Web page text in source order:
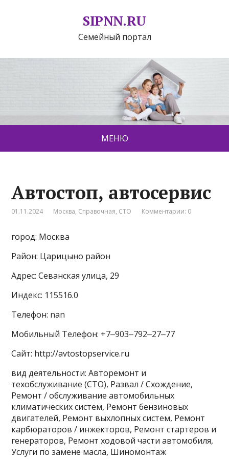
SIPNN.RU
Семейный портал
МЕНЮ
Автостоп, автосервис
01.11.2024 Москва, Справочная, СТО Комментарии: 0
город: Москва
Район: Царицыно район
Адрес: Севанская улица, 29
Индекс: 115516.0
Телефон: nan
Мобильный Телефон: +7‒903‒792‒27‒77
Сайт: http://avtostopservice.ru
вид деятельности: Авторемонт и
техобслуживание (СТО), Развал / Схождение,
Ремонт / обслуживание автомобильных
климатических систем, Ремонт бензиновых
двигателей, Ремонт выхлопных систем, Ремонт
карбюраторов / инжекторов, Ремонт стартеров и
генераторов, Ремонт ходовой части автомобиля,
Услуги по замене масла, Шиномонтаж